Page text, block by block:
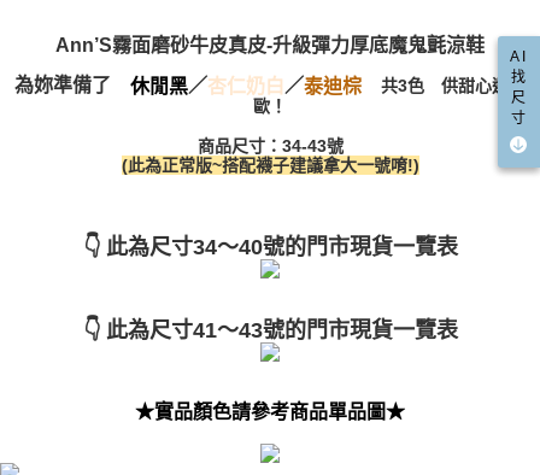
４．使用「AFTEE先享後付」時，將依據個別帳號之用戶狀況，依本公司即
時審查核予不同之上限額度；若仍有額度不足之情形，本公司將視審查結果
請求用戶進行身份認證。
恩沛科技股份有限公司將有權停止該用戶之使用額度並採取法律行動。
每筆NT$100，滿NT$999(含以上)免運費
國家/地區配送(非順豐配送，勿填寫順豐智能櫃地址) 查看運費
查看運費
Ann’S霧面磨砂牛皮真皮-升級彈力厚底魔鬼氈涼鞋
為妳準備了 休閒黑／杏仁奶白 ／泰迪棕
共3色 供甜心選擇
歐！
商品尺寸：34-43號
(此為正常版~搭配襪子建議拿大一號唷!)
👇 此為尺寸34～40號的門市現貨一覽表
👇 此為尺寸41～43號的門市現貨一覽表
★實品顏色請參考商品單品圖★
AI
找
尺
寸